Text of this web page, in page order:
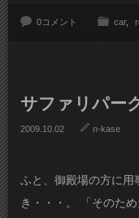
0コメント car
サファリパー
2009.10.02 n-kase
ふと、御殿場の方に用
き・・・。 「そのた